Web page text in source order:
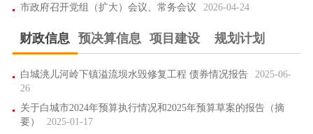
市政府召开党组（扩大）会议、常务会议
2026-04-24
财政信息 预决算信息 项目建设 规划计划
白城洮儿河岭下镇溢流坝水毁修复工程 债券情况报告
2025-06-
26
关于白城市2024年预算执行情况和2025年预算草案的报告（摘
要）
2025-01-17